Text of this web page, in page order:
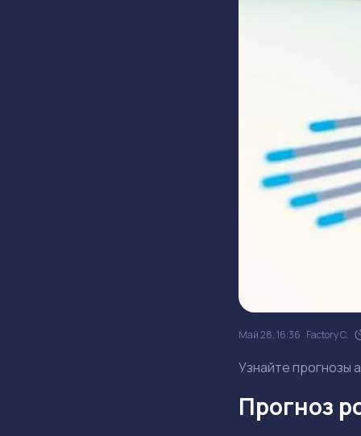
Май 28, 16:36 Factory C.
Узнайте прогнозы
Прогноз